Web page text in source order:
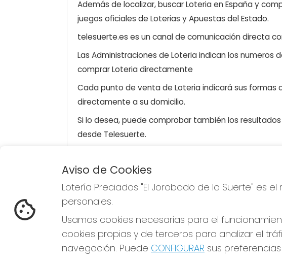
Además de localizar, buscar Loteria en España y
juegos oficiales de Loterias y Apuestas del Estado.
telesuerte.es es un canal de comunicación directa
Las Administraciones de Loteria indican los numeros
comprar Loteria directamente
Cada punto de venta de Loteria indicará sus formas
directamente a su domicilio.
Si lo desea, puede comprobar también los
desde Telesuerte.
LOTERÍA PRECIADOS "EL
JOROBADO DE LA SUERTE"
¿Quiénes somos?
Resultados
Contacto
Empresas
Premios Peña
REDES SOCIALES
Aviso de Cookies
Lotería Preciados "El Jorobado de la Suerte" es
personales.
Usamos cookies necesarias para el
cookies propias y de terceros para analizar el
navegación. Puede CONFIGURAR sus